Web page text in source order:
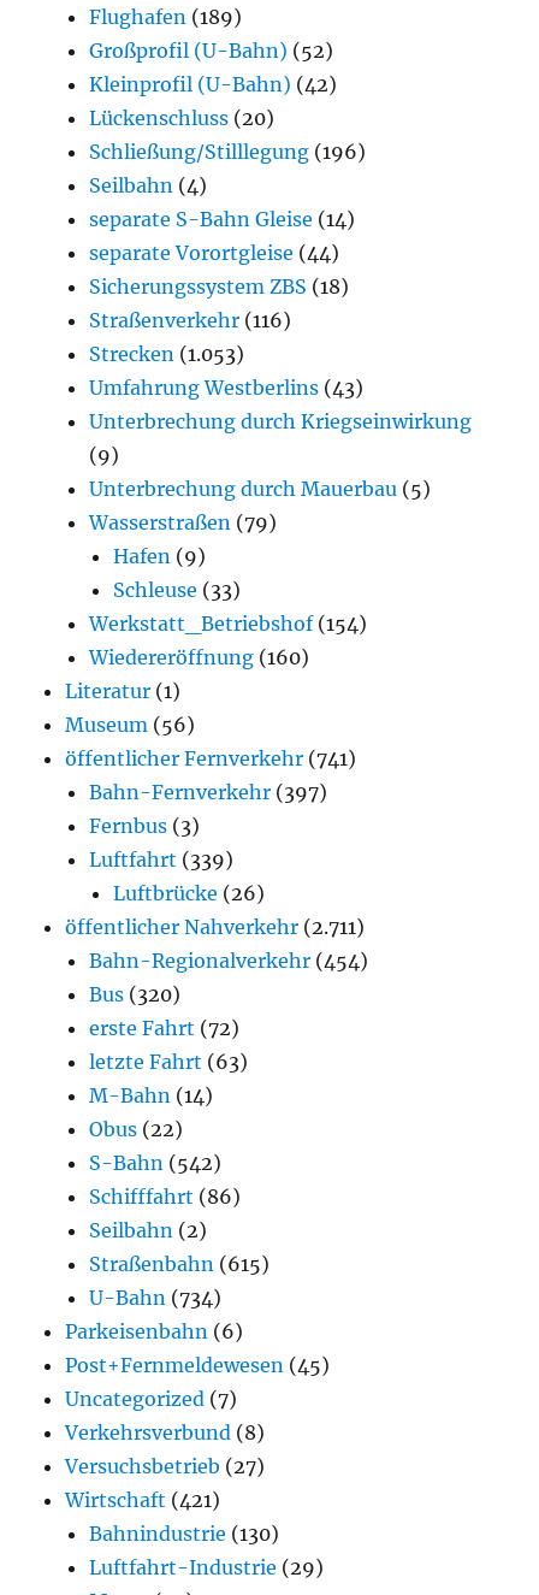
Flughafen (189)
Großprofil (U-Bahn) (52)
Kleinprofil (U-Bahn) (42)
Lückenschluss (20)
Schließung/Stilllegung (196)
Seilbahn (4)
separate S-Bahn Gleise (14)
separate Vorortgleise (44)
Sicherungssystem ZBS (18)
Straßenverkehr (116)
Strecken (1.053)
Umfahrung Westberlins (43)
Unterbrechung durch Kriegseinwirkung
(9)
Unterbrechung durch Mauerbau (5)
Wasserstraßen (79)
Hafen (9)
Schleuse (33)
Werkstatt_Betriebshof(154)
Wiedereröffnung (160)
Literatur (1)
Museum (56)
öffentlicher Fernverkehr (741)
Bahn-Fernverkehr (397)
Fernbus (3)
Luftfahrt (339)
Luftbrücke (26)
öffentlicher Nahverkehr (2.711)
Bahn-Regionalverkehr (454)
Bus (320)
erste Fahrt (72)
letzte Fahrt (63)
M-Bahn (14)
Obus (22)
S-Bahn (542)
Schifffahrt (86)
Seilbahn (2)
Straßenbahn (615)
U-Bahn (734)
Parkeisenbahn (6)
Post+Fernmeldewesen (45)
Uncategorized (7)
Verkehrsverbund (8)
Versuchsbetrieb (27)
Wirtschaft (421)
Bahnindustrie (130)
Luftfahrt-Industrie (29)